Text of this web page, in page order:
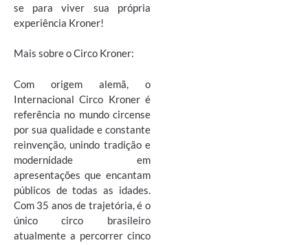
se para viver sua própria
experiência Kroner!
Mais sobre o Circo Kroner:
Com origem alemã, o
Internacional Circo Kroner é
referência no mundo circense
por sua qualidade e constante
reinvenção, unindo tradição e
modernidade em
apresentações que encantam
públicos de todas as idades.
Com 35 anos de trajetória, é o
único circo brasileiro
atualmente a percorrer cinco